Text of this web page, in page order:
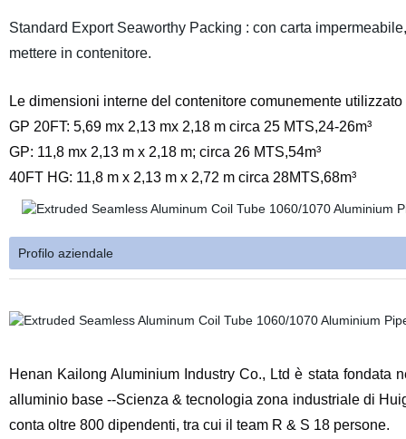
Standard Export Seaworthy Packing : con carta
mettere in contenitore.
Le dimensioni interne del contenitore comunemente
GP 20FT: 5,69 mx 2,13 mx 2,18 m circa 25 MTS,24-26m³
GP: 11,8 mx 2,13 m x 2,18 m; circa 26 MTS,54m³
40FT HG: 11,8 m x 2,13 m x 2,72 m circa 28MTS,68m³
Profilo aziendale
Henan Kailong Aluminium Industry Co., Ltd è stata
alluminio base --Scienza & tecnologia zona industriale di
conta oltre 800 dipendenti, tra cui il team R & S 18 persone.